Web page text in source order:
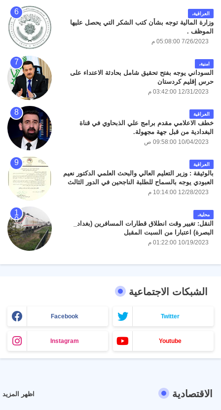
العراقية،
وزارة المالية توجه بشأن كتب الشكر التي يحصل عليها
الموظف .
7/26/2023 05:08:00 م
امنية،
السوداني يوجه بفتح تحقيق شامل بحادثة الاعتداء على
حرس إقليم كردستان
12/31/2023 03:42:00 م
العراقية
خطف الاعلامي مقدم برامج علي الذبحاوي في قناة
البغدادية من قبل جهة مجهولة.
10/04/2023 09:58:00 ص
العراقية
بالوثيقة : وزير التعليم العالي والبحث العلمي الدكتور نعيم
العبودي يوجه بالسماح للطلبة الناجحين في الدور الثالث
المقبولين في الدراسة المسائية بالدوام في الجامعات
12/28/2023 10:14:00 م
محلية،
النقل: تغيير وقت انطلاق قطارات المسافرين (بغداد_
البصرة) اعتبارا من السبت المقبل
10/19/2023 01:22:00 م
الشبكات الاجتماعية
Facebook Twitter
Instagram Youtube
الاقتصادية اظهر المزيد